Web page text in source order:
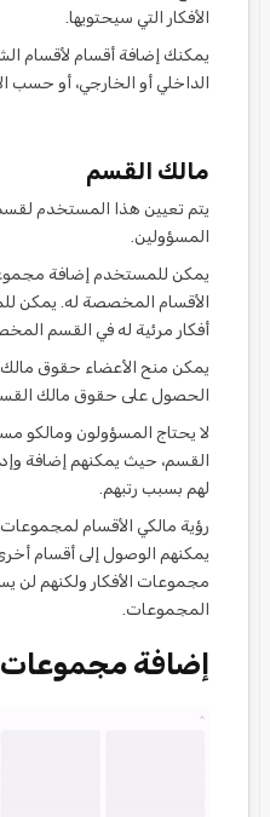
الأفكار التي سيحتويها.
يمكنك إضافة أقسام لأقسام
الداخلي أو الخارجي، أو حسب
مالك القسم
يتم تعيين هذا المستخدم
المسؤولين.
يمكن للمستخدم إضافة
الأقسام المخصصة له. يمكن
أفكار مرئية له في القسم
يمكن منح الأعضاء حقوق
الحصول على حقوق مالك
لا يحتاج المسؤولون ومالكو
القسم، حيث يمكنهم إضافة
لهم بسبب رتبهم.
رؤية مالكي الأقسام لمجموعات
يمكنهم الوصول إلى أقسام
مجموعات الأفكار ولكنهم لن
المجموعات.
إضافة مجموعات